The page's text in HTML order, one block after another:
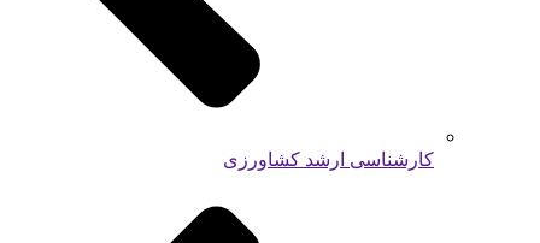
کارشناسی ارشد کشاورزی